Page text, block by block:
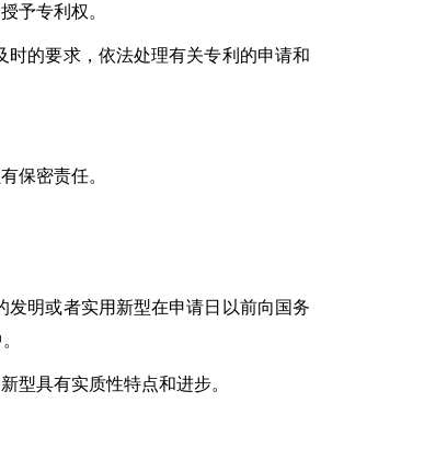
予专利权。
的要求，依法处理有关专利的申请和
保密责任。
明或者实用新型在申请日以前向国务
具有实质性特点和进步。